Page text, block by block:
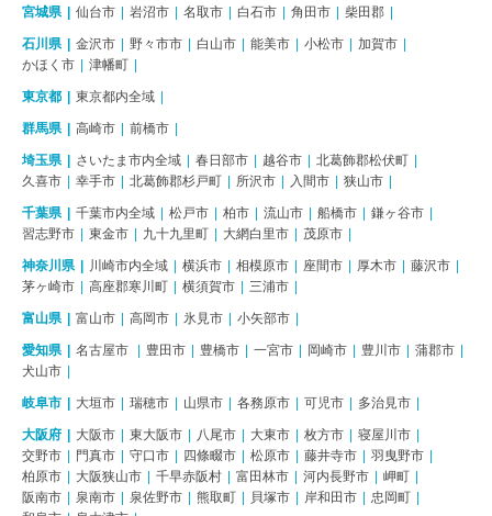
宮城県 仙台市 岩沼市 名取市 白石市 角田市 柴田郡
石川県 金沢市 野々市市 白山市 能美市 小松市
加賀市
かほく市
津幡町
東京都 東京都内全域
群馬県 高崎市 前橋市
埼玉県 さいたま市内全域 春日部市 越谷市
北葛飾郡松伏町
久喜市
幸手市 北葛飾郡杉戸町 所沢市 入間市 狭山市
千葉県 千葉市内全域 松戸市 柏市 流山市 船橋市
鎌ヶ谷市
習志野市
東金市 九十九里町 大網白里市 茂原市
神奈川県 川崎市内全域 横浜市 相模原市 座間市 厚木市
藤沢市
茅ヶ崎市
高座郡寒川町 横須賀市 三浦市
富山県 富山市 高岡市 氷見市 小矢部市
愛知県 名古屋市 豊田市 豊橋市 一宮市 岡崎市 豊川市
蒲郡市
犬山市
岐阜市 大垣市 瑞穂市 山県市 各務原市 可児市 多治見市
大阪府 大阪市 東大阪市 八尾市 大東市 枚方市
寝屋川市
交野市
門真市 守口市 四條畷市 松原市 藤井寺市
羽曳野市
柏原市
大阪狭山市 千早赤阪村 富田林市 河内長野市
岬町
阪南市
泉南市 泉佐野市 熊取町 貝塚市 岸和田市
忠岡町